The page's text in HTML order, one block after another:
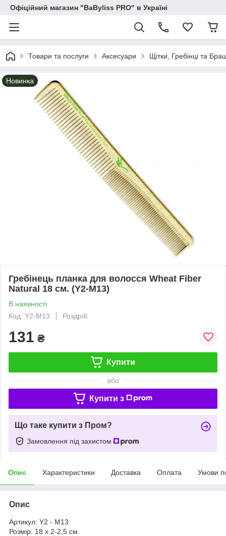
Офіційний магазин "BaByliss PRO" в Україні
Товари та послуги Аксесуари Щітки, Гребінці та
Новинка
Гребінець планка для волосся Wheat Fiber
Natural 18 см. (Y2-M13)
В наявності
Код: Y2-M13
Роздріб
131 ₴
Купити
або
Купити з
Що таке купити з Пром?
Замовлення під захистом
Опис Характеристики Доставка Оплата Умови
Опис
Артикул: Y2 - M13
Розмір: 18 х 2-2,5 см.